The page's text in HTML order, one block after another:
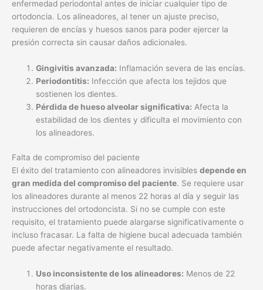
enfermedad periodontal antes de iniciar cualquier tipo de
ortodoncia. Los alineadores, al tener un ajuste preciso,
requieren de encías y huesos sanos para poder ejercer la
presión correcta sin causar daños adicionales.
Gingivitis avanzada: Inflamación severa de las encías.
Periodontitis: Infección que afecta los tejidos que
sostienen los dientes.
Pérdida de hueso alveolar significativa: Afecta la
estabilidad de los dientes y dificulta el movimiento con
los alineadores.
Falta de compromiso del paciente
El éxito del tratamiento con alineadores invisibles depende en
gran medida del compromiso del paciente. Se requiere usar
los alineadores durante al menos 22 horas al día y seguir las
instrucciones del ortodoncista. Si no se cumple con este
requisito, el tratamiento puede alargarse significativamente o
incluso fracasar. La falta de higiene bucal adecuada también
puede afectar negativamente el resultado.
Uso inconsistente de los alineadores: Menos de 22
horas diarias.